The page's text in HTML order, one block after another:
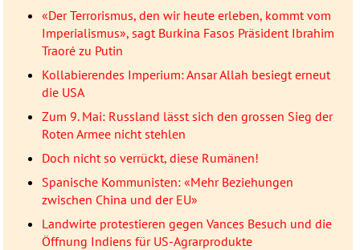
«Der Terrorismus, den wir heute erleben, kommt vom
Imperialismus», sagt Burkina Fasos Präsident Ibrahim
Traoré zu Putin
Kollabierendes Imperium: Ansar Allah besiegt erneut
die USA
Zum 9. Mai: Russland lässt sich den grossen Sieg der
Roten Armee nicht stehlen
Doch nicht so verrückt, diese Rumänen!
Spanische Kommunisten: «Mehr Beziehungen
zwischen China und der EU»
Landwirte protestieren gegen Vances Besuch und die
Öffnung Indiens für US-Agrarprodukte